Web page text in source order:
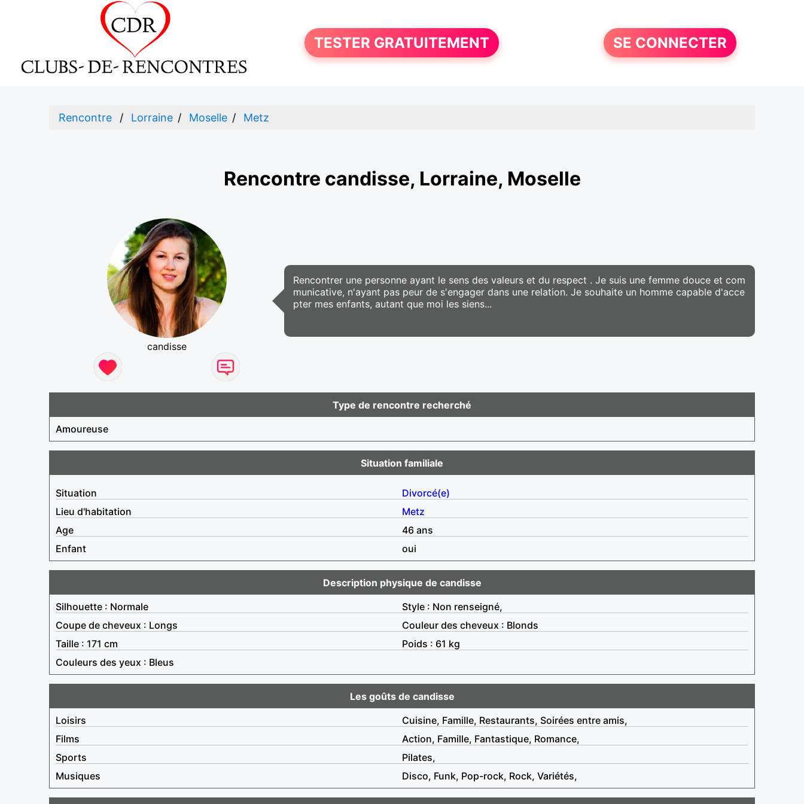
TESTER GRATUITEMENT SE CONNECTER
Rencontre Lorraine Moselle Metz
Rencontre candisse, Lorraine, Moselle
candisse
Rencontrer une personne ayant le sens des valeurs et du respect . Je suis une femme douce et com
municative, n'ayant pas peur de s'engager dans une relation. Je souhaite un homme capable d'acce
pter mes enfants, autant que moi les siens...
Type de rencontre recherché
Amoureuse
Situation familiale
Situation
Divorcé(e)
Lieu d'habitation
Metz
Age
46 ans
Enfant
oui
Description physique de candisse
Silhouette : Normale
Style : Non renseigné,
Coupe de cheveux : Longs
Couleur des cheveux : Blonds
Taille : 171 cm
Poids : 61 kg
Couleurs des yeux : Bleus
Les goûts de candisse
Loisirs
Cuisine, Famille, Restaurants, Soirées entre amis,
Films
Action, Famille, Fantastique, Romance,
Sports
Pilates,
Musiques
Disco, Funk, Pop-rock, Rock, Variétés,